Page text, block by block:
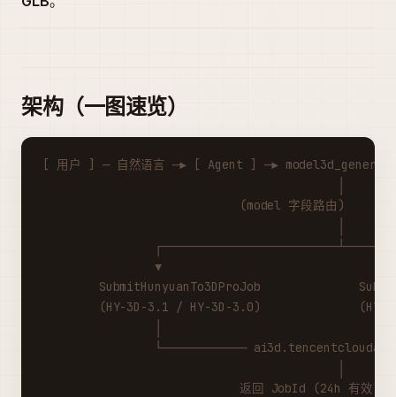
架构（一图速览）
[ 用户 ] ─ 自然语言 ─▶ [ Agent ] ─▶
                            (model 字段路由)
▼
SubmitHunyuanTo3DProJob
(HY-3D-3.1 / HY-3D-3.0)              (HY-
└────────────
                            返回 JobId (24h 有效)